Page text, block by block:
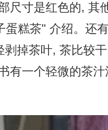
茶几
尺寸是红色的, 其
蛋糕茶" 介绍。还
剥掉茶叶, 茶比较
有一个轻微的茶